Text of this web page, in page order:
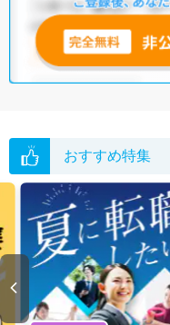
全国の機能訓練指導員求人か
無料転職支援サービス
にお
グした上で求人をご提案いた
ご希望条件がまだ定まってい
い。
おすすめ特集